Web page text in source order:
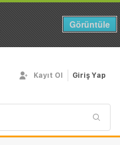
Görüntüle
Kayıt Ol Giriş Yap